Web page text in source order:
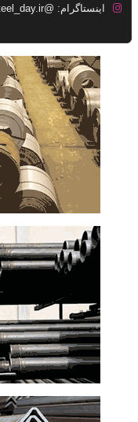
اینستاگرام: @steel_day.ir